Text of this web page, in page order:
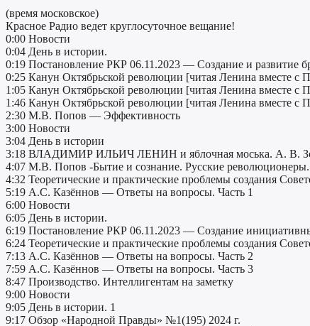
(время московское)
Красное Радио ведет круглосуточное вещание!
0:00 Новости
0:04 День в истории.
0:19 Постановление РКР 06.11.2023 — Создание и развитие
0:25 Канун Октябрьской революции [читая Ленина вместе
1:05 Канун Октябрьской революции [читая Ленина вместе
1:46 Канун Октябрьской революции [читая Ленина вместе
2:30 М.В. Попов — Эффективность
3:00 Новости
3:04 День в истории
3:18 ВЛАДИМИР ИЛЬИЧ ЛЕНИН и яблочная моська. А. В.
4:07 М.В. Попов -Бытие и сознание. Русские революционеры.
4:32 Теоретические и практические проблемы создания
5:19 А.С. Казённов — Ответы на вопросы. Часть 1
6:00 Новости
6:05 День в истории.
6:19 Постановление РКР 06.11.2023 — Создание
6:24 Теоретические и практические проблемы создания
7:13 А.С. Казённов — Ответы на вопросы. Часть 2
7:59 А.С. Казённов — Ответы на вопросы. Часть 3
8:47 Производство. Интеллигентам на заметку
9:00 Новости
9:05 День в истории. 1
9:17 Обзор «Народной Правды» №1(195) 2024 г.